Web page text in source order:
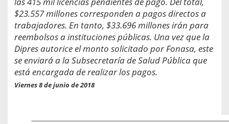
$23.557 millones corresponden a pagos directos a
trabajadores. En tanto, $33.696 millones irán para
reembolsos a instituciones públicas. Una vez que la
Dipres autorice el monto solicitado por Fonasa, este
se enviará a la Subsecretaría de Salud Pública que
está encargada de realizar los pagos.
Viernes 8 de junio de 2018